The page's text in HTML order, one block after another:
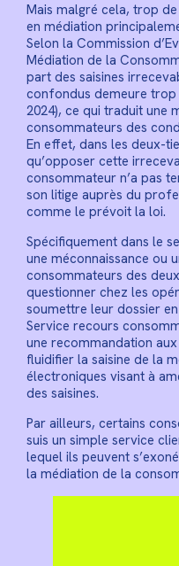
Mais malgré cela, trop
en médiation
Selon la Commission
Médiation de la
part des saisines
confondus demeure trop
2024), ce qui traduit une
consommateurs des
En effet, dans les deux-
qu’opposer cette
consommateur n’a pas
son litige auprès du
comme le prévoit la loi.
Spécifiquement dans le
une méconnaissance ou
consommateurs des
questionner chez les
soumettre leur dossier
Service recours
une recommandation
fluidifier la saisine de la
électroniques visant à
des saisines.
Par ailleurs, certains
suis un simple service
lequel ils peuvent
la médiation de la